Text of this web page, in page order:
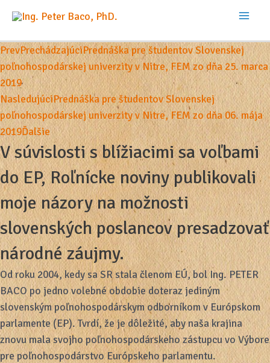
obsah
PrevPrechádzajúciPrednáška pre študentov Slovenskej
poľnohospodárskej univerzity v Nitre, FEM zo dňa 25. marca
2019
NasledujúciPrednáška pre študentov Slovenskej
poľnohospodárskej univerzity v Nitre, FEM zo dňa 06. mája
2019Ďalšie
V súvislosti s blížiacimi sa voľbami
do EP, Roľnícke noviny publikovali
moje názory na možnosti
slovenských poslancov presadzovať
národné záujmy.
Od roku 2004, kedy sa SR stala členom EÚ, bol Ing. PETER
BACO po jedno volebné obdobie doteraz jediným
slovenským poľnohospodárskym odborníkom v Európskom
parlamente (EP). Tvrdí, že je dôležité, aby naša krajina
znovu mala svojho poľnohospodárskeho zástupcu vo Výbore
pre poľnohospodárstvo Európskeho parlamentu.